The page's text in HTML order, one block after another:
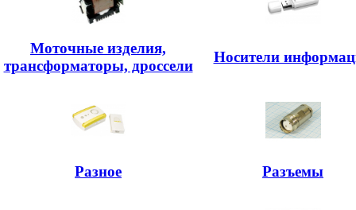
Моточные изделия,
трансформаторы, дроссели
Носители
Разное Разъемы